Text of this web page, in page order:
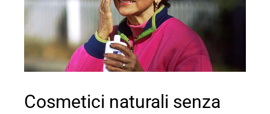
Cosmetici naturali senza